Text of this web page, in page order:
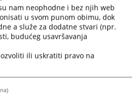
povjerenika za etiku
nam neophodne i bez njih web
u svom punom obimu, dok
a služe za dodatne stvari (npr.
budućeg usavršavanja
ili uskratiti pravo na